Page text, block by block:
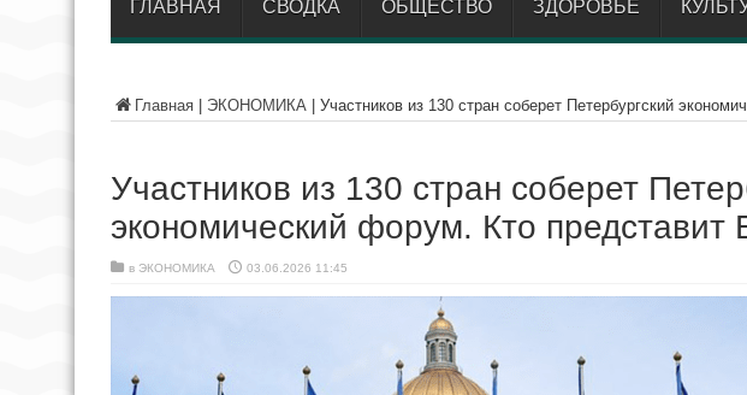
ГЛАВНАЯ СВОДКА ОБЩЕСТВО ЗДОРОВЬЕ
Главная ЭКОНОМИКА Участников из 130 стран соберет Петербургский
Участников из 130 стран соберет
экономический форум. Кто представит
в ЭКОНОМИКА 03.06.2026 11:45